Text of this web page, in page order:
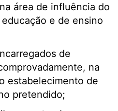
área de influência do
e de ensino
de
na
estabelecimento de
pretendido;